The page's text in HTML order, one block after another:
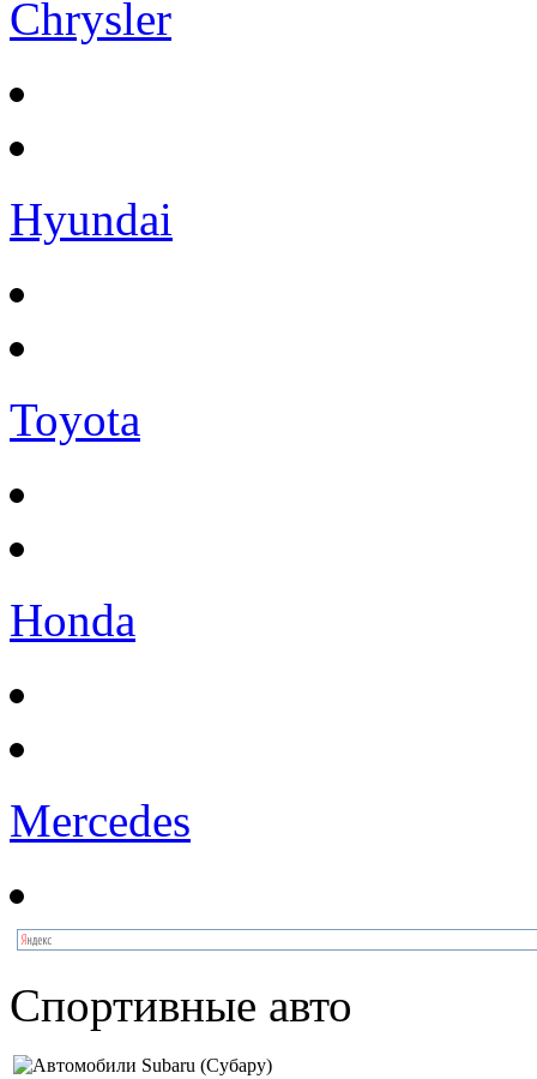
Chrysler
Hyundai
Toyota
Honda
Mercedes
Спортивные авто